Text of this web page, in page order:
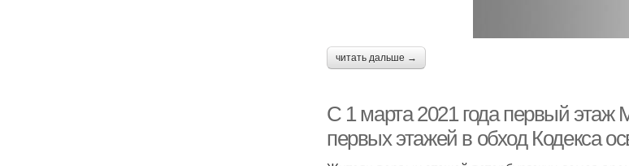
читать дальше →
С 1 марта 2021 года первый этаж
первых этажей в обход Кодекса